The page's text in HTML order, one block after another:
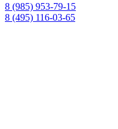
8 (985) 953-79-15
8 (495) 116-03-65